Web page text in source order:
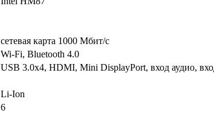
сетевая карта 1000 Мбит/c
Wi-Fi, Bluetooth 4.0
USB 3.0x4, HDMI, Mini DisplayPort, вход аудио,
Li-Ion
6